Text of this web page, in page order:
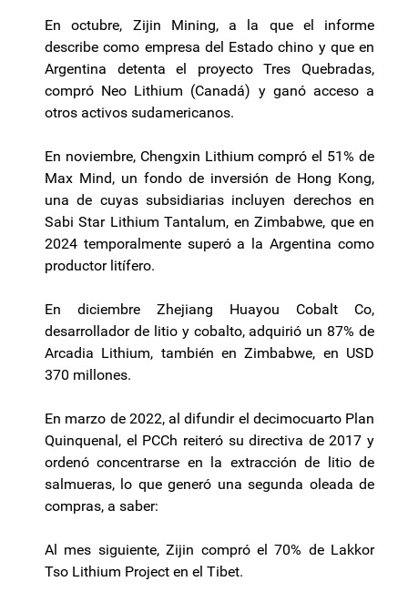
En octubre, Zijin Mining, a la que el informe
describe como empresa del Estado chino y que en
Argentina detenta el proyecto Tres Quebradas,
compró Neo Lithium (Canadá) y ganó acceso a
otros activos sudamericanos.
En noviembre, Chengxin Lithium compró el 51% de
Max Mind, un fondo de inversión de Hong Kong,
una de cuyas subsidiarias incluyen derechos en
Sabi Star Lithium Tantalum, enZimbabwe, que en
2024 temporalmente superó a la Argentina como
productor litífero.
En diciembre Zhejiang Huayou Cobalt Co,
desarrollador de litio y cobalto, adquirió un 87% de
Arcadia Lithium, también enZimbabwe, en USD
370 millones.
En marzo de 2022, al difundir el decimocuarto Plan
Quinquenal, el PCCh reiteró su directiva de 2017 y
ordenó concentrarse en la extracción de litio de
salmueras, lo que generó una segunda oleada de
compras, a saber:
Al mes siguiente,Zijin compró el 70% de Lakkor
Tso Lithium Project en el Tibet.